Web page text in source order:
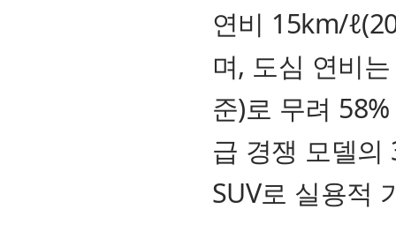
연비 15km/
며, 도심 연비
준)로 무려
급 경쟁 모델의
SUV로 실용적